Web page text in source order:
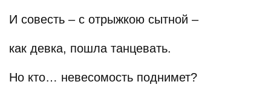
И совесть – с отрыжкою сытной –
как девка, пошла танцевать.
Но кто… невесомость поднимет?